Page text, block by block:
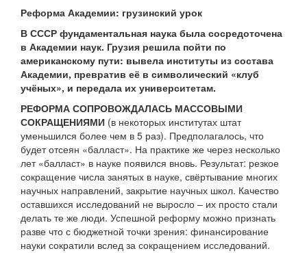
Реформа Академии: грузинский урок
В СССР фундаментальная наука была сосредоточена
в Академии наук. Грузия решила пойти по
американскому пути: вывела институты из состава
Академии, превратив её в символический «клуб
учёных», и передала их университетам.
РЕФОРМА СОПРОВОЖДАЛАСЬ МАССОВЫМИ
СОКРАЩЕНИЯМИ (в некоторых институтах штат
уменьшился более чем в 5 раз). Предполагалось, что
будет отсеян «балласт». На практике же через несколько
лет «балласт» в науке появился вновь. Результат: резкое
сокращение числа занятых в науке, свёртывание многих
научных направлений, закрытие научных школ. Качество
оставшихся исследований не выросло – их просто стали
делать те же люди. Успешной реформу можно признать
разве что с бюджетной точки зрения: финансирование
науки сократили вслед за сокращением исследований.